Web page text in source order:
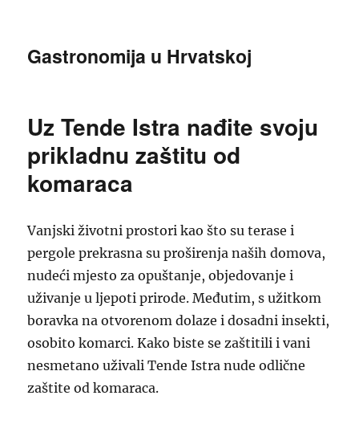
Gastronomija u Hrvatskoj
Uz Tende Istra nađite svoju
prikladnu zaštitu od
komaraca
Vanjski životni prostori kao što su terase i
pergole prekrasna su proširenja naših domova,
nudeći mjesto za opuštanje, objedovanje i
uživanje u ljepoti prirode. Međutim, s užitkom
boravka na otvorenom dolaze i dosadni insekti,
osobito komarci. Kako biste se zaštitili i vani
nesmetano uživali Tende Istra nude odlične
zaštite od komaraca.